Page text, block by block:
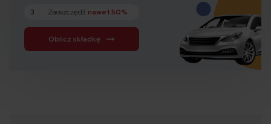
3 Zaoszczędź nawet 50%
Oblicz składkę